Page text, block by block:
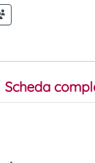
Scheda